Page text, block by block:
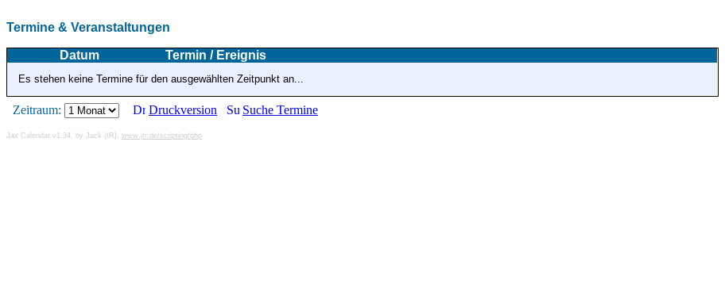
Termine & Veranstaltungen
Datum Termin / Ereignis
Es stehen keine Termine für den ausgewählten Zeitpunkt an...
Zeitraum: Druckversion Suche Termine
Jax Calendar v1.34, by Jack (tR), www.jtr.de/scripting/php